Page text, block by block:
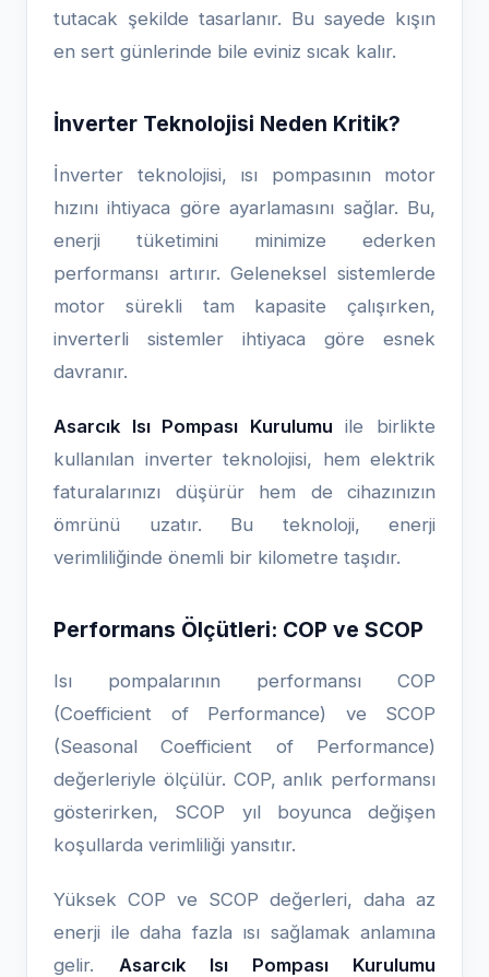
tutacak şekilde tasarlanır. Bu sayede kışın
en sert günlerinde bile eviniz sıcak kalır.
İnverter Teknolojisi Neden Kritik?
İnverter teknolojisi, ısı pompasının motor
hızını ihtiyaca göre ayarlamasını sağlar. Bu,
enerji tüketimini minimize ederken
performansı artırır. Geleneksel sistemlerde
motor sürekli tam kapasite çalışırken,
inverterli sistemler ihtiyaca göre esnek
davranır.
Asarcık Isı Pompası Kurulumu ile birlikte
kullanılan inverter teknolojisi, hem elektrik
faturalarınızı düşürür hem de cihazınızın
ömrünü uzatır. Bu teknoloji, enerji
verimliliğinde önemli bir kilometre taşıdır.
Performans Ölçütleri: COP ve SCOP
Isı pompalarının performansı COP
(Coefficient of Performance) ve SCOP
(Seasonal Coefficient of Performance)
değerleriyle ölçülür. COP, anlık performansı
gösterirken, SCOP yıl boyunca değişen
koşullarda verimliliği yansıtır.
Yüksek COP ve SCOP değerleri, daha az
enerji ile daha fazla ısı sağlamak anlamına
gelir. Asarcık Isı Pompası Kurulumu